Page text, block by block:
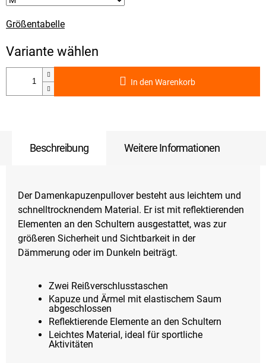
Größentabelle
In den Warenkorb
Beschreibung Weitere Informationen
Der Damenkapuzenpullover besteht aus leichtem und
schnelltrocknendem Material. Er ist mit reflektierenden
Elementen an den Schultern ausgestattet, was zur
größeren Sicherheit und Sichtbarkeit in der
Dämmerung oder im Dunkeln beiträgt.
Zwei Reißverschlusstaschen
Kapuze und Ärmel mit elastischem Saum
abgeschlossen
Reflektierende Elemente an den Schultern
Leichtes Material, ideal für sportliche
Aktivitäten